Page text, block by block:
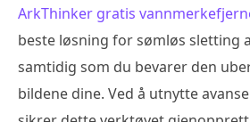
ArkThinker gratis
beste løsning for sømløs sletting
samtidig som du bevarer den
bildene dine. Ved å utnytte